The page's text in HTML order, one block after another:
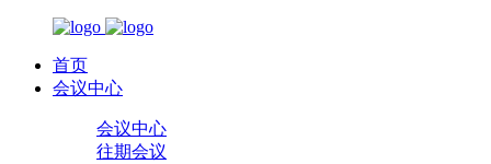
首页
会议中心
会议中心
往期会议